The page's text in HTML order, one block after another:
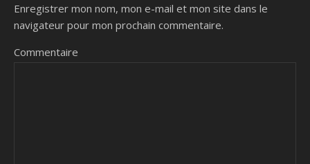
Enregistrer mon nom, mon e-mail et mon site dans le
navigateur pour mon prochain commentaire.
Commentaire